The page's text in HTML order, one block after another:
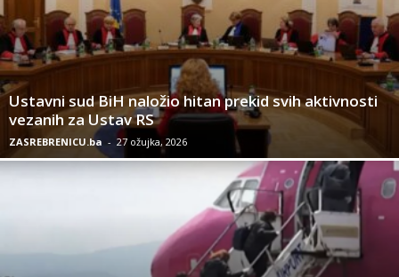
Ustavni sud BiH naložio hitan prekid svih aktivnosti
vezanih za Ustav RS
ZASREBRENICU.ba - 27 ožujka, 2026